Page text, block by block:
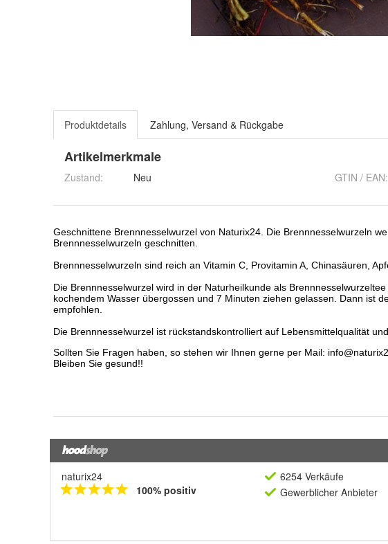
Produktdetails Zahlung, Versand & Rückgabe
Artikelmerkmale
Zustand: Neu GTIN / EAN:
naturix24
100% positiv
6254 Verkäufe
Gewerblicher Anbieter